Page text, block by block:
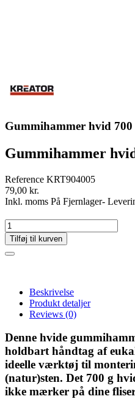
Gummihammer hvid 700
Gummihammer
Reference KRT904005
79,00 kr.
Inkl. moms På Fjernlager-
Tilføj til kurven
Beskrivelse
Produkt detaljer
Reviews (0)
Denne hvide
holdbart håndtag af
ideelle værktøj til
(natur)sten. Det 700 g
ikke mærker på dine